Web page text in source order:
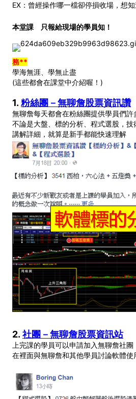
EX：曾經操作哪一檔卻停損收場，想
本堂課 只報給現場的學員知！
務**
學海無涯、學無止盡
(這些都會在課堂中介紹喔！)
1. 粉絲團－無聊詹股票資訊讚
無聊詹每天都會在粉絲團提供學員們許
不論是大盤、標的分析、程式選股，技
講解詳細，就算是新手都能快速理解
2. 社團－無聊詹股票資訊站
上完課的學員可以申請加入無聊詹社團
在裡面與無聊詹和其他學員討論軟體使